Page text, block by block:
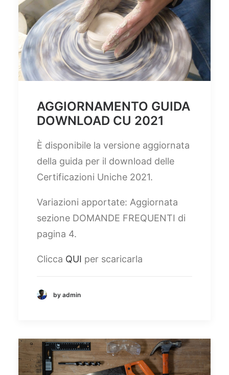
AGGIORNAMENTO GUIDA
DOWNLOAD CU 2021
È disponibile la versione aggiornata
della guida per il download delle
Certificazioni Uniche 2021.
Variazioni apportate: Aggiornata
sezione DOMANDE FREQUENTI di
pagina 4.
Clicca QUI per scaricarla
by admin